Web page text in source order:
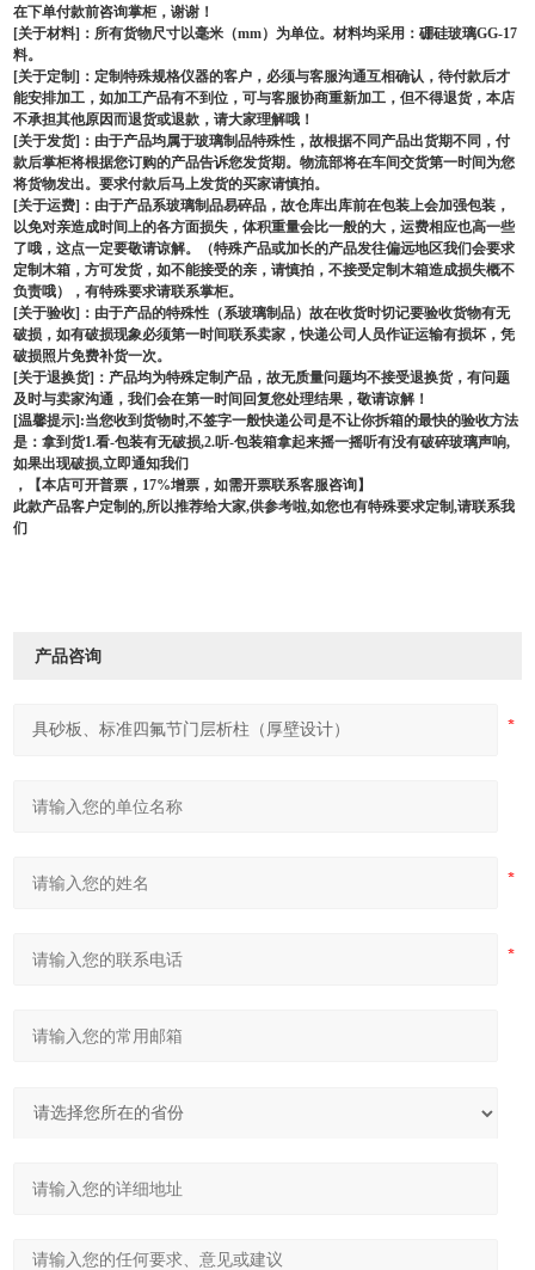
在下单付款前咨询掌柜，谢谢！
[关于材料]：所有货物尺寸以毫米（mm）为单位。材料均采用：硼硅玻璃GG-17
料。
[关于定制]：定制特殊规格仪器的客户，必须与客服沟通互相确认，待付款后才
能安排加工，如加工产品有不到位，可与客服协商重新加工，但不得退货，本店
不承担其他原因而退货或退款，请大家理解哦！
[关于发货]：由于产品均属于玻璃制品特殊性，故根据不同产品出货期不同，付
款后掌柜将根据您订购的产品告诉您发货期。物流部将在车间交货第一时间为您
将货物发出。要求付款后马上发货的买家请慎拍。
[关于运费]：由于产品系玻璃制品易碎品，故仓库出库前在包装上会加强包装，
以免对亲造成时间上的各方面损失，体积重量会比一般的大，运费相应也高一些
了哦，这点一定要敬请谅解。（特殊产品或加长的产品发往偏远地区我们会要求
定制木箱，方可发货，如不能接受的亲，请慎拍，不接受定制木箱造成损失概不
负责哦），有特殊要求请联系掌柜。
[关于验收]：由于产品的特殊性（系玻璃制品）故在收货时切记要验收货物有无
破损，如有破损现象必须第一时间联系卖家，快递公司人员作证运输有损坏，凭
破损照片免费补货一次。
[关于退换货]：产品均为特殊定制产品，故无质量问题均不接受退换货，有问题
及时与卖家沟通，我们会在第一时间回复您处理结果，敬请谅解！
[温馨提示]:当您收到货物时,不签字一般快递公司是不让你拆箱的最快的验收方法
是：拿到货1.看-包装有无破损,2.听-包装箱拿起来摇一摇听有没有破碎玻璃声响,
如果出现破损,立即通知我们
，【本店可开普票， 17%增票，如需开票联系客服咨询】
此款产品客户定制的,所以推荐给大家,供参考啦,如您也有特殊要求定制,请联系我
们
产品咨询